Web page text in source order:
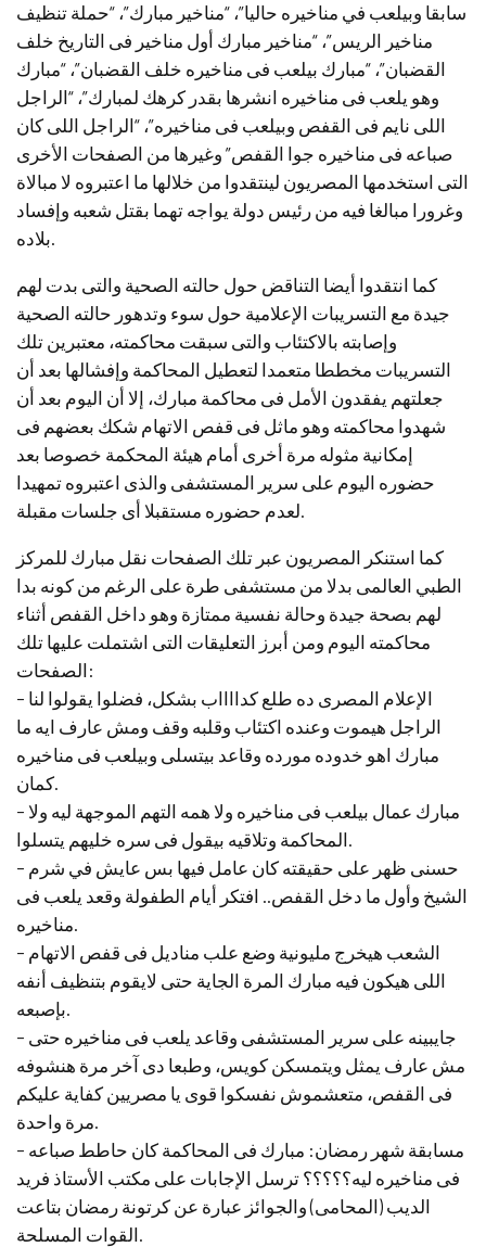
سابقا وبيلعب في مناخيره حاليا”، “مناخير مبارك”، “حملة تنظيف
مناخير الريس”، “مناخير مبارك أول مناخير فى التاريخ خلف
القضبان”، “مبارك بيلعب فى مناخيره خلف القضبان”، “مبارك
وهو يلعب فى مناخيره انشرها بقدر كرهك لمبارك”، “الراجل
اللى نايم فى القفص وبيلعب فى مناخيره”، “الراجل اللى كان
صباعه فى مناخيره جوا القفص” وغيرها من الصفحات الأخرى
التى استخدمها المصريون لينتقدوا من خلالها ما اعتبروه لا مبالاة
وغرورا مبالغا فيه من رئيس دولة يواجه تهما بقتل شعبه وإفساد
بلاده.
كما انتقدوا أيضا التناقض حول حالته الصحية والتى بدت لهم
جيدة مع التسريبات الإعلامية حول سوء وتدهور حالته الصحية
وإصابته بالاكتئاب والتى سبقت محاكمته، معتبرين تلك
التسريبات مخططا متعمدا لتعطيل المحاكمة وإفشالها بعد أن
جعلتهم يفقدون الأمل فى محاكمة مبارك، إلا أن اليوم بعد أن
شهدوا محاكمته وهو ماثل فى قفص الاتهام شكك بعضهم فى
إمكانية مثوله مرة أخرى أمام هيئة المحكمة خصوصا بعد
حضوره اليوم على سرير المستشفى والذى اعتبروه تمهيدا
لعدم حضوره مستقبلا أى جلسات مقبلة.
كما استنكر المصريون عبر تلك الصفحات نقل مبارك للمركز
الطبي العالمى بدلا من مستشفى طرة على الرغم من كونه بدا
لهم بصحة جيدة وحالة نفسية ممتازة وهو داخل القفص أثناء
محاكمته اليوم ومن أبرز التعليقات التى اشتملت عليها تلك
الصفحات:
– الإعلام المصرى ده طلع كدااااب بشكل، فضلوا يقولوا لنا
الراجل هيموت وعنده اكتئاب وقلبه وقف ومش عارف ايه ما
مبارك اهو خدوده مورده وقاعد بيتسلى وبيلعب فى مناخيره
كمان.
– مبارك عمال بيلعب فى مناخيره ولا همه التهم الموجهة ليه ولا
المحاكمة وتلاقيه بيقول فى سره خليهم يتسلوا.
– حسنى ظهر على حقيقته كان عامل فيها بس عايش في شرم
الشيخ وأول ما دخل القفص.. افتكر أيام الطفولة وقعد يلعب فى
مناخيره.
– الشعب هيخرج مليونية وضع علب مناديل فى قفص الاتهام
اللى هيكون فيه مبارك المرة الجاية حتى لايقوم بتنظيف أنفه
بإصبعه.
– جايبينه على سرير المستشفى وقاعد يلعب فى مناخيره حتى
مش عارف يمثل ويتمسكن كويس، وطبعا دى آخر مرة هنشوفه
فى القفص، متعشموش نفسكوا قوى يا مصريين كفاية عليكم
مرة واحدة.
– مسابقة شهر رمضان: مبارك فى المحاكمة كان حاطط صباعه
فى مناخيره ليه؟؟؟؟؟ ترسل الإجابات على مكتب الأستاذ فريد
الديب (المحامى) والجوائز عبارة عن كرتونة رمضان بتاعت
القوات المسلحة.